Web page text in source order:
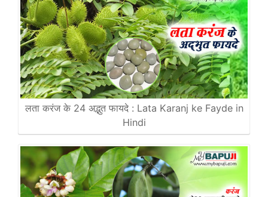
लता करंज के 24 अद्भुत फायदे : Lata Karanj ke Fayde in
Hindi